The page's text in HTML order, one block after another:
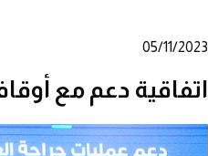
05/11/2023
اتفاقية دعم مع